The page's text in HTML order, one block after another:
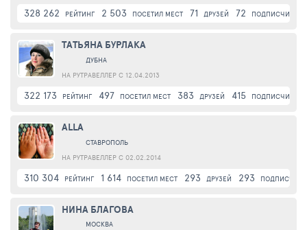
328 262 РЕЙТИНГ 2 503 ПОСЕТИЛ МЕСТ 71 ДРУЗЕЙ 72 ПОДПИСЧИКИ
TАТЬЯНА БУРЛАКА
ДУБНА
НА РУТРАВЕЛЛЕР С 12.04.2013
322 173 РЕЙТИНГ 497 ПОСЕТИЛ МЕСТ 383 ДРУЗЕЙ 415 ПОДПИСЧИКИ
ALLA
СТАВРОПОЛЬ
НА РУТРАВЕЛЛЕР С 02.02.2014
310 304 РЕЙТИНГ 1 614 ПОСЕТИЛ МЕСТ 293 ДРУЗЕЙ 293 ПОДПИСЧИКИ
НИНА БЛАГОВА
МОСКВА